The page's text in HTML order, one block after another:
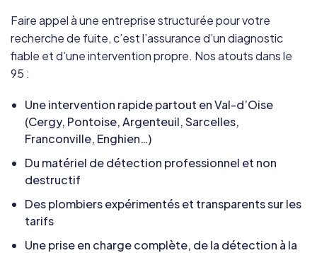
Faire appel à une entreprise structurée pour votre
recherche de fuite, c’est l’assurance d’un diagnostic
fiable et d’une intervention propre. Nos atouts dans le
95 :
Une intervention rapide partout en Val-d’Oise
(Cergy, Pontoise, Argenteuil, Sarcelles,
Franconville, Enghien…)
Du matériel de détection professionnel et non
destructif
Des plombiers expérimentés et transparents sur les
tarifs
Une prise en charge complète, de la détection à la